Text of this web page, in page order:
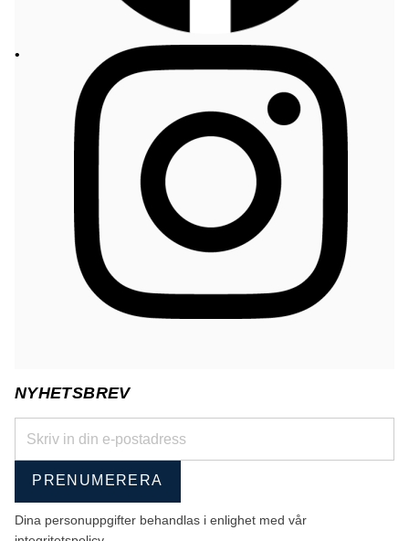
NYHETSBREV
PRENUMERERA
Dina personuppgifter behandlas i enlighet med vår